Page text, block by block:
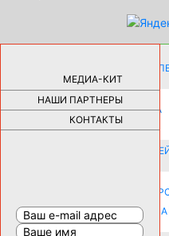
МЕДИА-КИТ
НАШИ ПАРТНЕРЫ
КОНТАКТЫ
КАК ДЕВУШКЕ ПОМЕНЯТЬ
НА АВТОМОБИЛЕ |69181
НОВЫЕ РАЗРАБОТКИ ДЛЯ
ОЗДОРОВЛЕНИЯ ОРГАНИЗМА
ПЛАТФОРМА ШУМАННА 3Д И
КАПСУЛА ЗДОРОВЬЯ |28291
ИСТОРИЯ НАКЛАДНЫХ НОГТЕЙ
КОМНАТУ: ХИТРЫЕ
РАСШИРЕНИЯ ПРОСТРАНСТВА |
16199